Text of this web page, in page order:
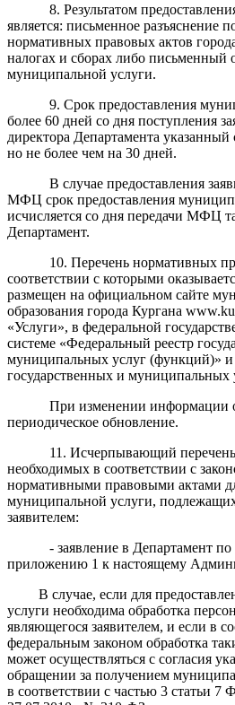
8. Результатом
является: письменное разъяснение
нормативных правовых актов
налогах и сборах либо письменный
муниципальной услуги.
9. Срок предоставления
более 60 дней со дня поступления
директора Департамента
но не более чем на 30 дней.
В случае предоставления
МФЦ срок предоставления
исчисляется со дня передачи МФЦ
Департамент.
10. Перечень нормативных
соответствии с которыми
размещен на официальном сайте
образования города Кургана
«Услуги», в федеральной
системе «Федеральный реестр
муниципальных услуг (функций)»
государственных и муниципальных
При изменении информации
периодическое обновление.
11. Исчерпывающий
необходимых в соответствии с
нормативными правовыми актами
муниципальной услуги,
заявителем:
- заявление в Департамент
приложению 1 к настоящему
В случае, если для
услуги необходима обработка
являющегося заявителем, и если в
федеральным законом обработка
может осуществляться с согласия
обращении за получением
в соответствии с частью 3 статьи 7